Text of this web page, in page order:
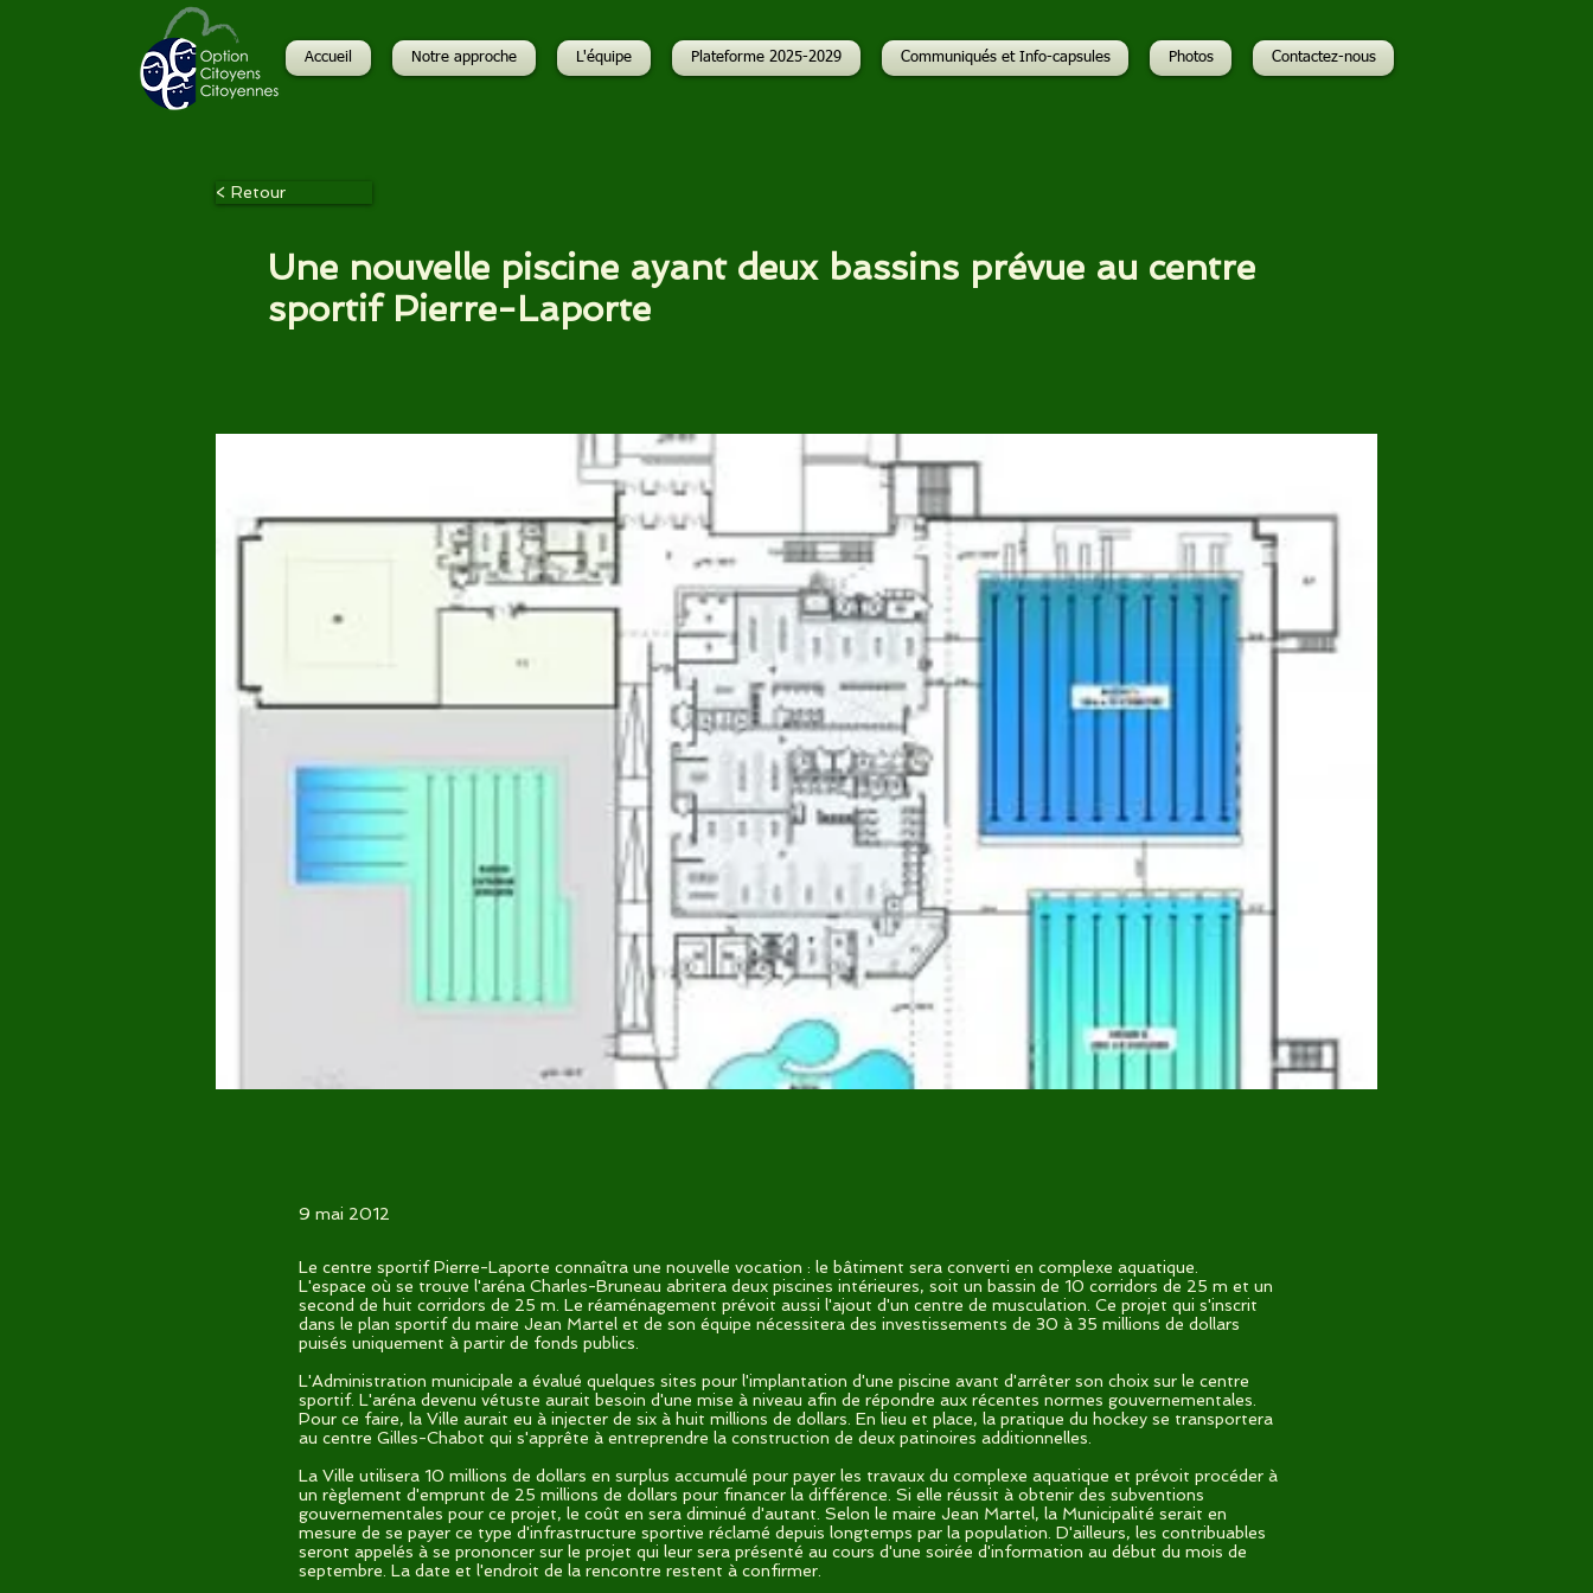
Accueil Notre approche L'équipe Plateforme 2025-2029 Communiqués et Info-capsules Photos Contactez-nous
< Retour
Une nouvelle piscine ayant deux bassins prévue au centre
sportif Pierre-Laporte
9 mai 2012
Le centre sportif Pierre-Laporte connaîtra une nouvelle vocation : le bâtiment sera converti en complexe aquatique.
L'espace où se trouve l'aréna Charles-Bruneau abritera deux piscines intérieures, soit un bassin de 10 corridors de 25 m et un
second de huit corridors de 25 m. Le réaménagement prévoit aussi l'ajout d'un centre de musculation. Ce projet qui s'inscrit
dans le plan sportif du maire Jean Martel et de son équipe nécessitera des investissements de 30 à 35 millions de dollars
puisés uniquement à partir de fonds publics.
L'Administration municipale a évalué quelques sites pour l'implantation d'une piscine avant d'arrêter son choix sur le centre
sportif. L'aréna devenu vétuste aurait besoin d'une mise à niveau afin de répondre aux récentes normes gouvernementales.
Pour ce faire, la Ville aurait eu à injecter de six à huit millions de dollars. En lieu et place, la pratique du hockey se transportera
au centre Gilles-Chabot qui s'apprête à entreprendre la construction de deux patinoires additionnelles.
La Ville utilisera 10 millions de dollars en surplus accumulé pour payer les travaux du complexe aquatique et prévoit procéder à
un règlement d'emprunt de 25 millions de dollars pour financer la différence. Si elle réussit à obtenir des subventions
gouvernementales pour ce projet, le coût en sera diminué d'autant. Selon le maire Jean Martel, la Municipalité serait en
mesure de se payer ce type d'infrastructure sportive réclamé depuis longtemps par la population. D'ailleurs, les contribuables
seront appelés à se prononcer sur le projet qui leur sera présenté au cours d'une soirée d'information au début du mois de
septembre. La date et l'endroit de la rencontre restent à confirmer.